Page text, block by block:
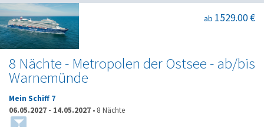
8 Nächte - Metropolen der Ostsee - ab/bis
Warnemünde
ab 1529.00 €
Mein Schiff 7
06.05.2027 - 14.05.2027 • 8 Nächte